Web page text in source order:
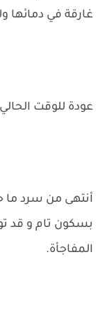
غارقة في دمائها
عودة للوقت الحالي
أنتهى من سرد ما
بسكون تام و قد
المفاجأة.